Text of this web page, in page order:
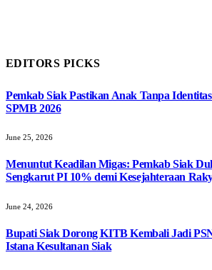
EDITORS PICKS
Pemkab Siak Pastikan Anak Tanpa
SPMB 2026
June 25, 2026
Menuntut Keadilan Migas: Pemkab Siak
Sengkarut PI 10% demi Kesejahteraan
June 24, 2026
Bupati Siak Dorong KITB Kembali Jadi
Istana Kesultanan Siak